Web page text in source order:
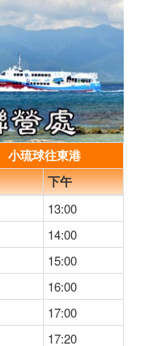
小琉球往東港
下午
13:00
14:00
15:00
16:00
17:00
17:20